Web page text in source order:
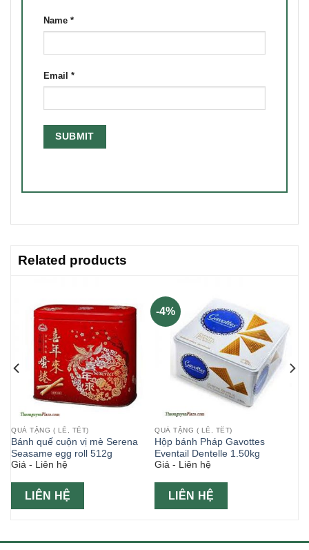
Name *
Email *
Related products
QUÀ TẶNG ( LỄ, TẾT)
Bánh quế cuộn vị mè Serena
Seasame egg roll 512g
Giá - Liên hệ
LIÊN HỆ
-4%
QUÀ TẶNG ( LỄ, TẾT)
Hộp bánh Pháp Gavottes
Eventail Dentelle 1.50kg
Giá - Liên hệ
LIÊN HỆ